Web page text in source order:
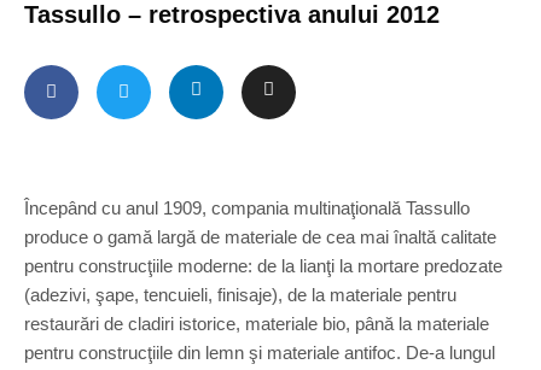
Tassullo – retrospectiva anului 2012
Începând cu anul 1909, compania multinaţională Tassullo
produce o gamă largă de materiale de cea mai înaltă calitate
pentru construcţiile moderne: de la lianţi la mortare predozate
(adezivi, şape, tencuieli, finisaje), de la materiale pentru
restaurări de cladiri istorice, materiale bio, până la materiale
pentru construcţiile din lemn şi materiale antifoc. De-a lungul